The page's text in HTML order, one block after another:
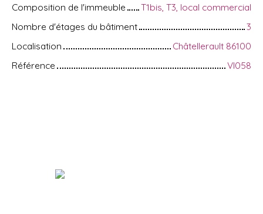
Composition de l'immeuble
T1bis, T3, local commercial
Nombre d'étages du bâtiment
3
Localisation
Châtellerault 86100
Référence
VI058